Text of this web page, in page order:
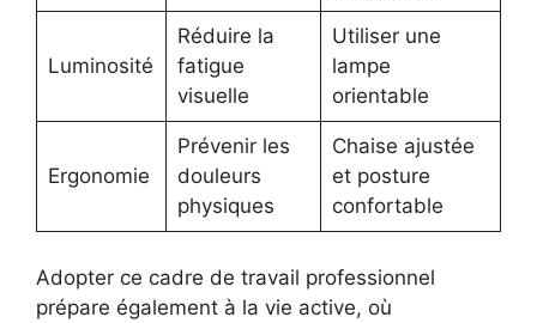
Luminosité
Réduire la
fatigue
visuelle
Utiliser une
lampe
orientable
Ergonomie
Prévenir les
douleurs
physiques
Chaise ajustée
et posture
confortable
Adopter ce cadre de travail professionnel
prépare également à la vie active, où